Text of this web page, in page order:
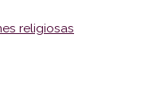
religiosas